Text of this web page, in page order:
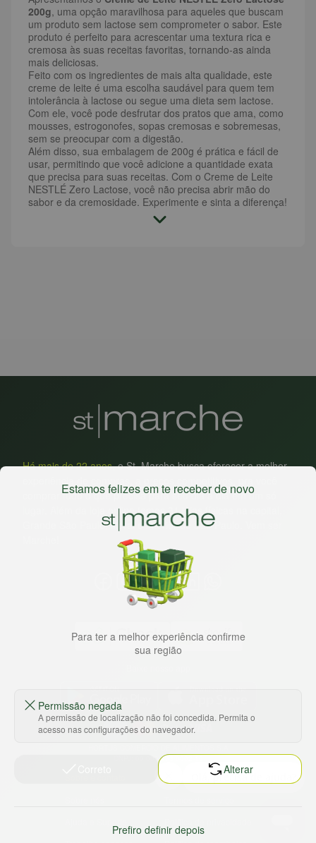
200g, uma opção maravilhosa para aqueles que buscam
um produto sem lactose sem comprometer o sabor. Este
produto é perfeito para acrescentar uma textura rica e
cremosa às suas receitas favoritas, tornando-as ainda
mais deliciosas.
Feito com os ingredientes de mais alta qualidade, este
creme de leite é uma escolha saudável para quem tem
intolerância à lactose ou segue uma dieta sem lactose.
Com ele, você pode desfrutar dos pratos que ama, como
mousses, estrogonofes, sopas cremosas e sobremesas,
sem se preocupar com a digestão.
Além disso, sua embalagem de 200g é prática e fácil de
usar, permitindo que você adicione a quantidade exata
que precisa para suas receitas. Com o Creme de Leite
NESTLÉ Zero Lactose, você não precisa abrir mão do
sabor e da cremosidade. Experimente e sinta a diferença!
Há mais de 22 anos, o St. Marche busca oferecer a melhor
comprar tudo o que precisa para seu dia a dia em um só
lugar. Além da loja online temos 31 lojas físicas na capital,
Grande São Paulo, litoral e interior de São Paulo. Vem ser
CNPJ: 09.000.493/0002-15
Termos e políticas
Estamos felizes em te receber de novo
Para ter a melhor experiência confirme
sua região
Permissão negada
A permissão de localização não foi concedida. Permita o
acesso nas configurações do navegador.
Alterar
Prefiro definir depois